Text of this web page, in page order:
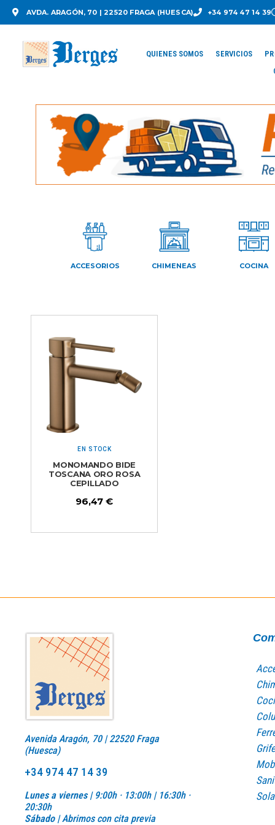
AVDA. ARAGÓN, 70 | 22520 FRAGA (HUESCA) +34 974 47 14 39
QUIENES SOMOS SERVICIOS
ACCESORIOS CHIMENEAS COCINA
EN STOCK
MONOMANDO BIDE
TOSCANA ORO ROSA
CEPILLADO
96,47€
Avenida Aragón, 70 | 22520 Fraga
(Huesca)
+34 974 47 14 39
Lunes a viernes | 9:00h · 13:00h | 16:30h ·
20:30h
Sábado |Abrimos con cita previa